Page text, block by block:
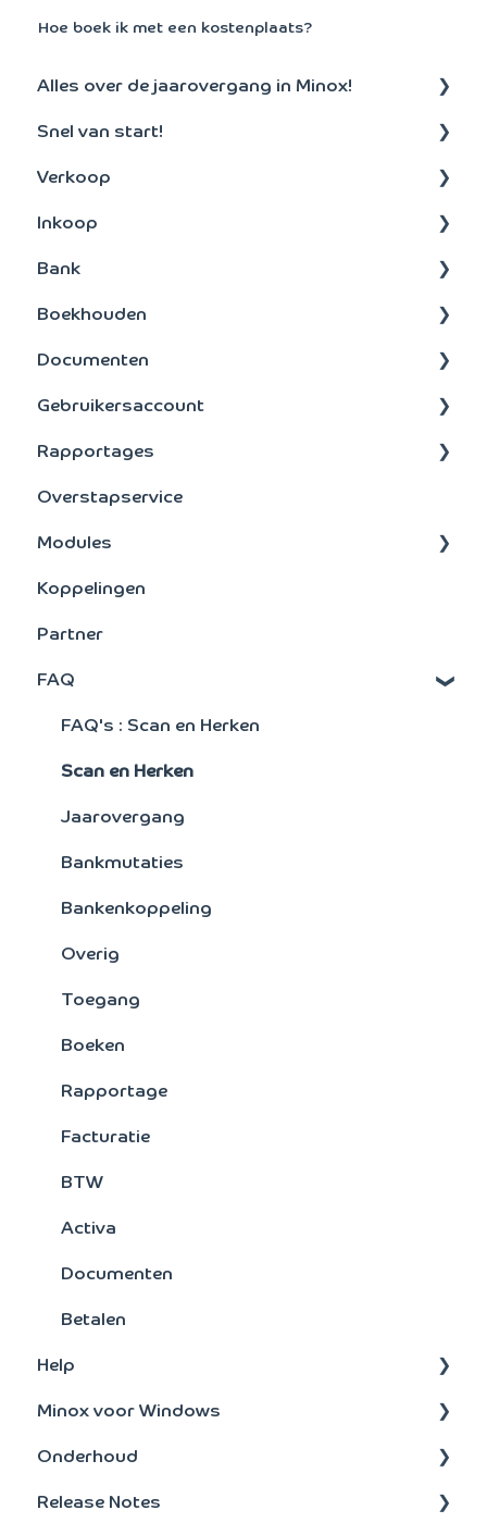
Hoe boek ik met een kostenplaats?
Alles over de jaarovergang in Minox!
Aanmaken nieuw boekjaar
Snel van start!
Algemeen
Verkoop
Debiteuren
Offertes en facturen
Abonnementen
Orders
Incasso
Inkoop
Betalen
Inkoopfacturen
Bank
Bankenkoppeling
Betalen
Bankbestanden
Instellingen
Boekhouden
Boeken
Vaste activa
Spreiden (Transitorische posten)
Belastingaangifte
Marge
Documenten
Layouts
Dossier
Rapporten
scan en herken
Gebruikersaccount
Abonnement
Rapportages
Extern
Algemeen
Grootboek
Debiteuren
Activa
Signaleringsoverzichten
Verkoopstatistieken
Artikelen
Facturering
Kostensoorten/plaatsen
Crediteuren
Overstapservice
Modules
BTW aangifte
Koppelingen
Partner
FAQ
FAQ's : Scan en Herken
Scan en Herken
Jaarovergang
Bankmutaties
Bankenkoppeling
Overig
Toegang
Boeken
Rapportage
Facturatie
BTW
Activa
Documenten
Betalen
Help
Administratie
Onderhoud
Taken
Minox voor Windows
update-installatie
Onderhoud
Bankenkoppeling
Release Notes